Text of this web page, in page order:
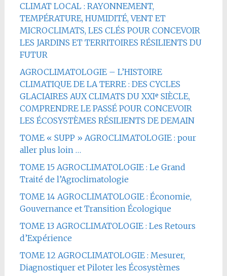
CLIMAT LOCAL : RAYONNEMENT,
TEMPÉRATURE, HUMIDITÉ, VENT ET
MICROCLIMATS, LES CLÉS POUR CONCEVOIR
LES JARDINS ET TERRITOIRES RÉSILIENTS DU
FUTUR
AGROCLIMATOLOGIE – L’HISTOIRE
CLIMATIQUE DE LA TERRE : DES CYCLES
GLACIAIRES AUX CLIMATS DU XXIᵉ SIÈCLE,
COMPRENDRE LE PASSÉ POUR CONCEVOIR
LES ÉCOSYSTÈMES RÉSILIENTS DE DEMAIN
TOME « SUPP » AGROCLIMATOLOGIE : pour
aller plus loin …
TOME 15 AGROCLIMATOLOGIE : Le Grand
Traité de l’Agroclimatologie
TOME 14 AGROCLIMATOLOGIE : Économie,
Gouvernance et Transition Écologique
TOME 13 AGROCLIMATOLOGIE : Les Retours
d’Expérience
TOME 12 AGROCLIMATOLOGIE : Mesurer,
Diagnostiquer et Piloter les Écosystèmes